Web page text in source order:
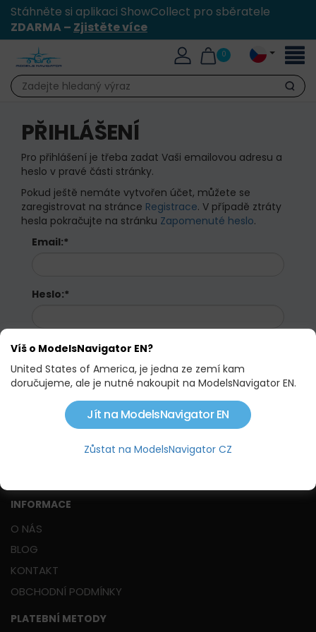
Stáhněte si aplikaci ShowCollect pro sběratele
ZDARMA – Zjistěte více
0
Hledat
PŘIHLÁŠENÍ
Pro přihlášení je třeba zadat Vaši emailovou adresu a
heslo v pravé části stránky.
Pokud ještě nemáte vytvořen účet, můžete se
zaregistrovat na stránce Registrace. V případě ztráty
hesla pokračujte na stránku Zapomenuté heslo.
Email:*
Heslo:*
Najdete nás na adrese: Hálova 16, 851 01 Bratislava
(budova SPŠ elektrotechnické, boční vchod)
INFORMACE
O NÁS
BLOG
KONTAKT
OBCHODNÍ PODMÍNKY
PLATEBNÍ METODY
Víš o ModelsNavigator EN?
United States of America, je jedna ze zemí kam
doručujeme, ale je nutné nakoupit na ModelsNavigator EN.
Jít na ModelsNavigator EN
Zůstat na ModelsNavigator CZ